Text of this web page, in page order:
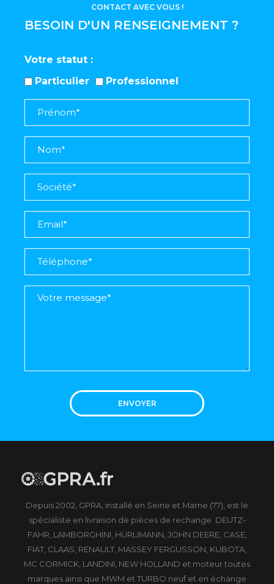
BESOIN D'UN RENSEIGNEMENT ?
CONTACT AVEC VOUS !
Votre statut
Particulier
Professionnel
ENVOYER
Depuis 2002, GPRA, installé en Seine et Marne (77), est le
spécialiste en livraison de pièces de rechange DEUTZ-
FAHR, LAMBORGHINI, HÜRLIMANN, JOHN DEERE, CASE,
FIAT, CLAAS, RENAULT, MASSEY FERGUSSON, KUBOTA,
MC CORMICK, LANDINI, NEW HOLLAND et moteur toutes
marques ainsi que MWM et TURBO neuf et en échange